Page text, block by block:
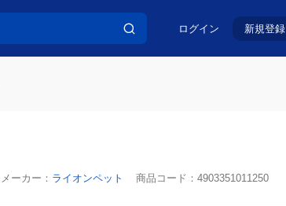
ログイン 新規登録
メーカー： ライオンペット 商品コード： 4903351011250